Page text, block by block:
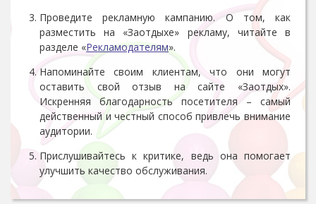
Проведите рекламную кампанию. О том, как
разместить на «Заотдыхе» рекламу, читайте в
разделе «Рекламодателям».
Напоминайте своим клиентам, что они могут
оставить свой отзыв на сайте «Заотдых».
Искренняя благодарность посетителя – самый
действенный и честный способ привлечь внимание
аудитории.
Прислушивайтесь к критике, ведь она помогает
улучшить качество обслуживания.